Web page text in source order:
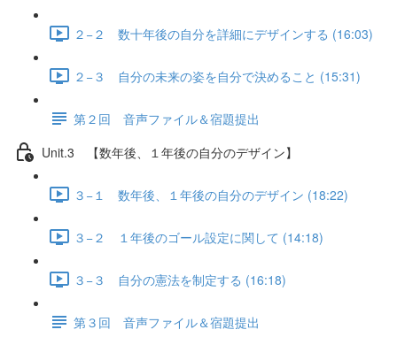
２−２ 数十年後の自分を詳細にデザインする (16:03)
２−３ 自分の未来の姿を自分で決めること (15:31)
第２回 音声ファイル＆宿題提出
Unit.3 【数年後、１年後の自分のデザイン】
３−１ 数年後、１年後の自分のデザイン (18:22)
３−２ １年後のゴール設定に関して (14:18)
３−３ 自分の憲法を制定する (16:18)
第３回 音声ファイル＆宿題提出